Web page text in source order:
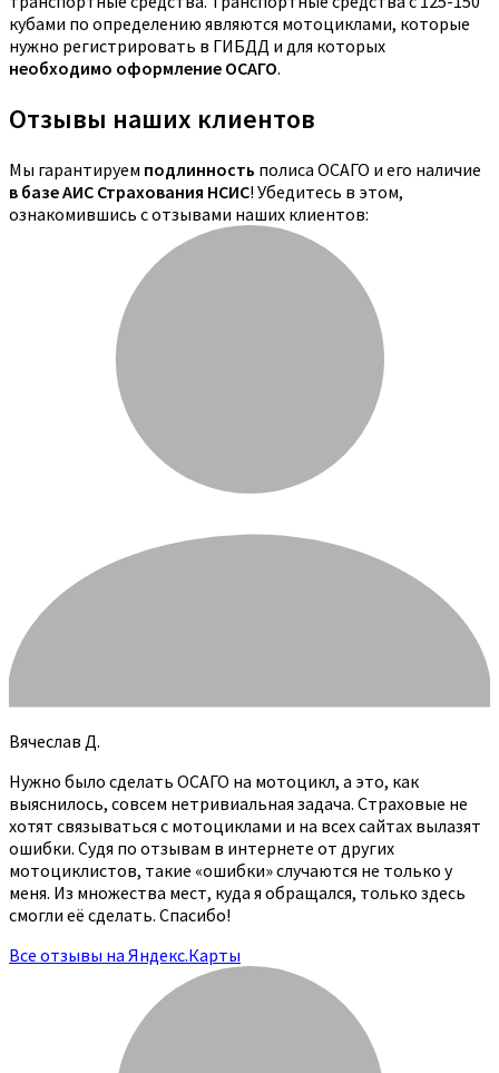
кубами по определению являются мотоциклами, которые
нужно регистрировать в ГИБДД и для которых
необходимо оформление ОСАГО.
Отзывы наших клиентов
Мы гарантируем подлинность полиса ОСАГО и его наличие
в базе АИС Страхования НСИС! Убедитесь в этом,
ознакомившись с отзывами наших клиентов:
Вячеслав Д.
Нужно было сделать ОСАГО на мотоцикл, а это, как
выяснилось, совсем нетривиальная задача. Страховые не
хотят связываться с мотоциклами и на всех сайтах вылазят
ошибки. Судя по отзывам в интернете от других
мотоциклистов, такие «ошибки» случаются не только у
меня. Из множества мест, куда я обращался, только здесь
смогли её сделать. Спасибо!
Все отзывы на Яндекс.Карты